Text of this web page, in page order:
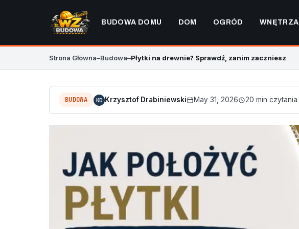
BUDOWA DOMU DOM OGRÓD WNĘTRZA
Strona Główna–Budowa–Płytki na drewnie? Sprawdź, zanim zaczniesz
BUDOWA KD Krzysztof Drabiniewski May 31, 2026 20 min czytania